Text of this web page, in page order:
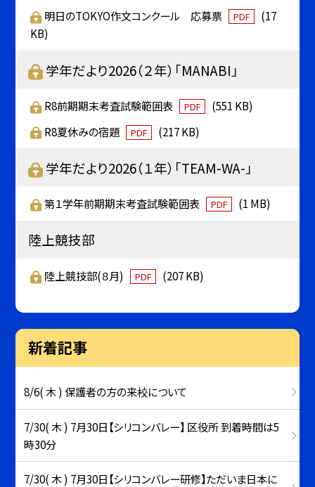
明日のTOKYO作文コンクール 応募票 PDF
(17
KB)
学年だより2026（２年）「MANABI」
R8前期期末考査試験範囲表 PDF
(551 KB)
R8夏休みの宿題
PDF (217 KB)
学年だより2026（１年）「TEAM-WA-」
第１学年前期期末考査試験範囲表 PDF (1 MB)
陸上競技部
陸上競技部(８月) PDF (207 KB)
新着記事
8/6( 木 ) 保護者の方の来校について
7/30( 木 ) 7月30日【シリコンバレー】 区役所 到着時間は5
時30分
7/30( 木 ) 7月30日【シリコンバレー研修】ただいま日本に